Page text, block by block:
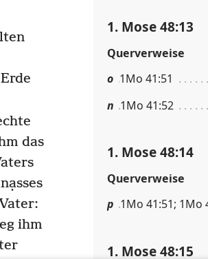
das
ihm
1. Mose 48:13
Querverweise
o 1Mo 41:51
n 1Mo 41:52
1. Mose 48:14
Querverweise
p 1Mo 41:51; 1Mo
1. Mose 48:15